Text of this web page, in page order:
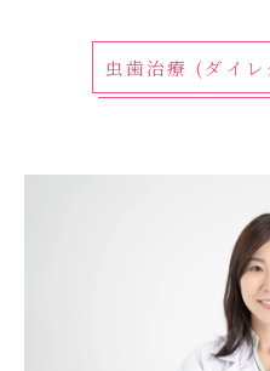
虫歯治療 (ダイ